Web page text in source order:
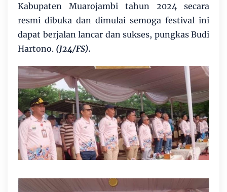
Kabupaten Muarojambi tahun 2024 secara
resmi dibuka dan dimulai semoga festival ini
dapat berjalan lancar dan sukses, pungkas Budi
Hartono. (J24/FS).